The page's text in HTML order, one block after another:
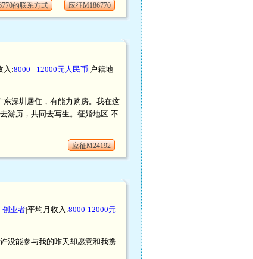
的联系方式 应征M186770
入:8000 - 12000元人民币|户籍地
东深圳居住，有能力购房。我在这
游历，共同去写生。征婚地区:不
应征M24192
创业者|平均月收入:8000-12000元
没能参与我的昨天却愿意和我携